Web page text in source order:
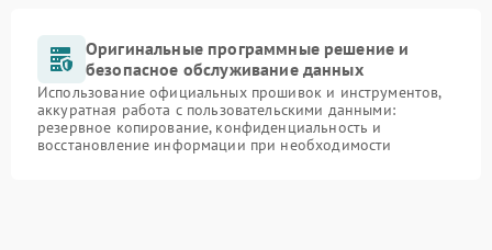
Оригинальные программные решение и
безопасное обслуживание данных
Использование официальных прошивок и инструментов,
аккуратная работа с пользовательскими данными:
резервное копирование, конфиденциальность и
восстановление информации при необходимости